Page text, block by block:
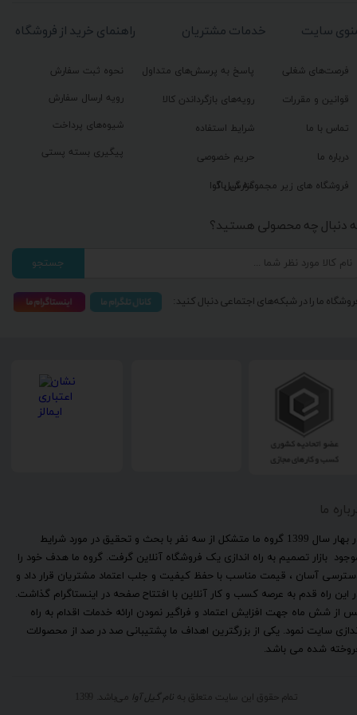
ما
​در بهار سال 1399 گروه ما متشکل از سه نفر با بحث و تحقیق در مورد شرایط
بازار تصمیم به راه اندازی یک فروشگاه آنلاین گرفت. گروه ما هدف خود را
آسان ، قیمت مناسب با حفظ کیفیت و جلب اعتماد مشتریان قرار داد و
این راه قدم به عرصه کسب و کار آنلاین با افتتاح صفحه در اینستاگرام گذاشت.
از شش ماه جهت افزایش اعتماد و فراگیر نمودن ارائه خدمات اقدام به راه
سایت نمود. یکی از بزرگترین اهداف ما پشتیبانی صد در صد از محصولات
شده می باشد.
تمام حقوق این سایت متعلق به نام گیل آوا می‌باشد. 1399
راهنمای خرید از فروشگاه
نحوه ثبت سفارش
رویه ارسال سفارش
شیوه‌های پرداخت
پیگیری بسته پستی
خدمات مشتریان
پاسخ به پرسش‌های متداول
رویه‌های بازگرداندن کالا
شرایط استفاده
حریم خصوصی
گزارش باگ
سایت
فرصت‌های شغلی
قوانین و مقررات
تماس با ما
درباره ما
فروشگاه های زیر مجموعه گیل آوا
دنبال چه محصولی هستید؟
جستجو
ما را در شبکه‌های اجتماعی دنبال کنید: